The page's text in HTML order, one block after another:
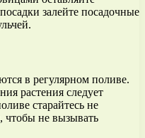
залейте посадочные
в регулярном поливе.
растения следует
старайтесь не
чтобы не вызывать